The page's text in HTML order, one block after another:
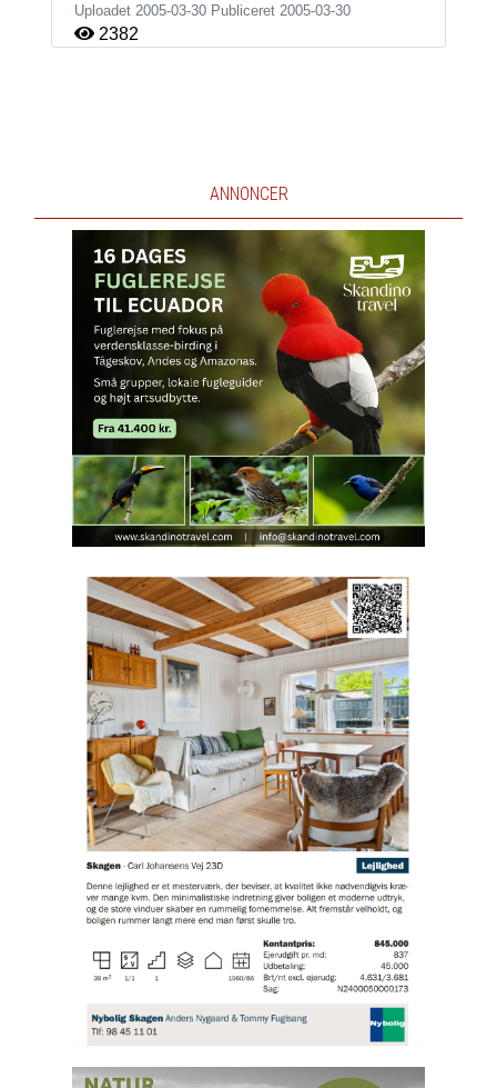
Uploadet 2005-03-30 Publiceret 2005-03-30
2382
ANNONCER